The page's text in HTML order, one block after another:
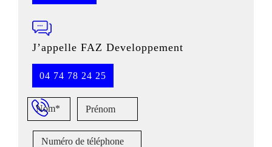
J’appelle FAZ Developpement
04 74 78 24 25